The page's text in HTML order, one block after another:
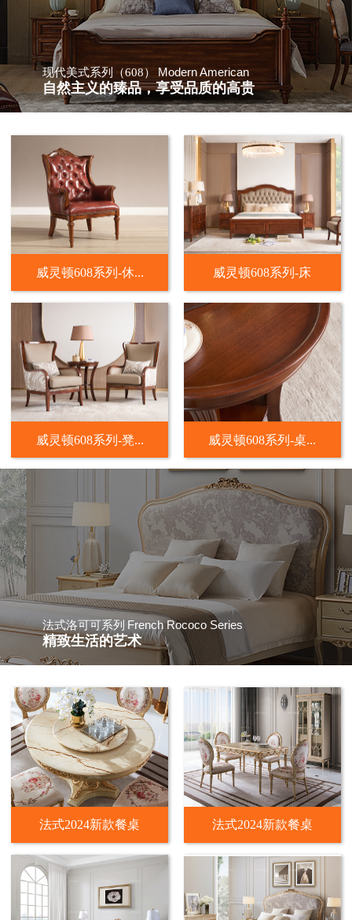
现代美式系列（608） Modern American
自然主义的臻品，享受品质的高贵
威灵顿608系列-休... 威灵顿608系列-床
威灵顿608系列-凳... 威灵顿608系列-桌...
法式洛可可系列 French Rococo Series
精致生活的艺术
法式2024新款餐桌 法式2024新款餐桌